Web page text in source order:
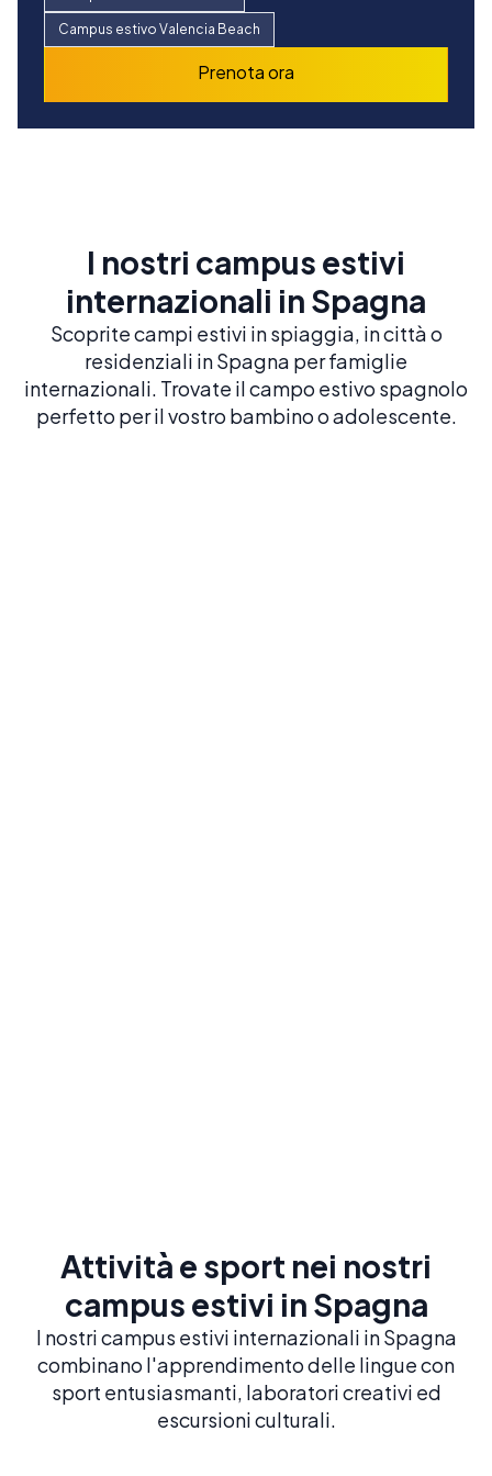
Campus estivo Valencia Beach
Prenota ora
Prenota ora
I nostri campus estivi
internazionali in Spagna
Scoprite campi estivi in spiaggia, in città o
residenziali in Spagna per famiglie
internazionali. Trovate il campo estivo spagnolo
perfetto per il vostro bambino o adolescente.
Attività e sport nei nostri
campus estivi in Spagna
I nostri campus estivi internazionali in Spagna
combinano l'apprendimento delle lingue con
sport entusiasmanti, laboratori creativi ed
escursioni culturali.